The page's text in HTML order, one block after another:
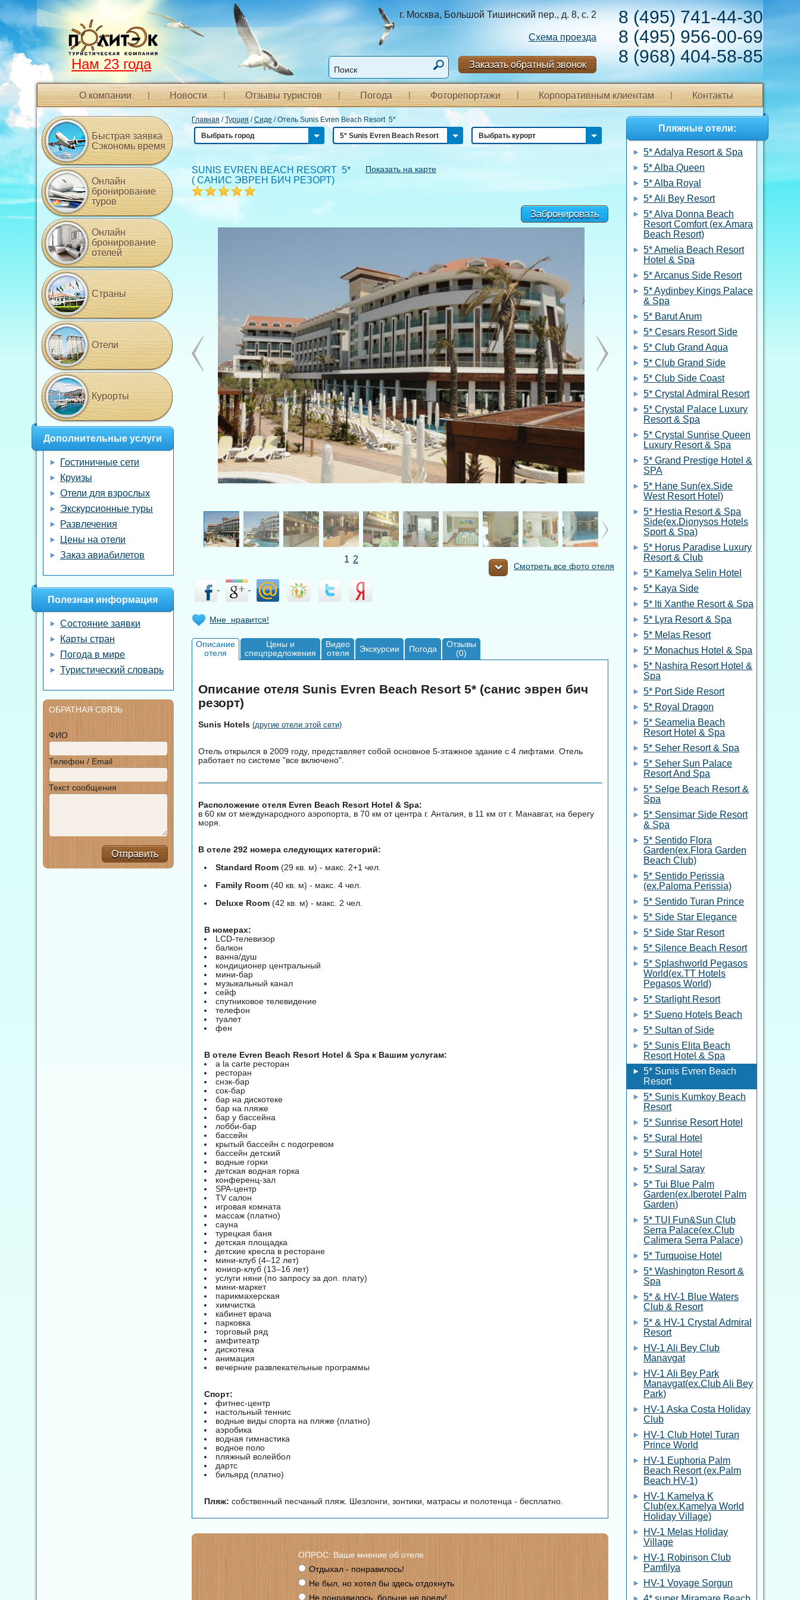
8 (495) 741-44-30
8 (495) 956-00-69
8 (968) 404-58-85
г. Москва, Большой Тишинский пер., д. 8, с. 2
Схема проезда
Заказать обратный звонок
Нам 23 года
О компании Новости Отзывы туристов Погода Фоторепортажи Корпоративным клиентам Контакты
Главная /Турция /Сиде /Отель Sunis Evren Beach Resort 5*
Выбрать город
5* Sunis Evren Beach Resort Выбрать курорт
SUNIS EVREN BEACH RESORT 5*
( САНИС ЭВРЕН БИЧ РЕЗОРТ)
Показать на карте
Забронировать
Смотреть все фото отеля
1 2
Мне нравится!
Описание
отеля
Цены и
спецпредложения
Видео
отеля
Экскурсии Погода
Отзывы
(0)
Описание отеля Sunis Evren Beach Resort 5* (санис эврен бич
резорт)
Sunis Hotels (другие отели этой сети)
Отель открылся в 2009 году, представляет собой основное 5-этажное здание с 4 лифтами. Отель
работает по системе "все включено".
Расположение отеля Evren Beach Resort Hotel & Spa:
в 60 км от международного аэропорта, в 70 км от центра г. Анталия, в 11 км от г. Манавгат, на берегу
моря.
В отеле 292 номера следующих категорий:
Standard Room (29 кв. м) - макс. 2+1 чел.
Family Room (40 кв. м) - макс. 4 чел.
Deluxe Room (42 кв. м) - макс. 2 чел.
В номерах:
LCD-телевизор
балкон
ванна/душ
кондиционер центральный
мини-бар
музыкальный канал
сейф
спутниковое телевидение
телефон
туалет
фен
B отеле Evren Beach Resort Hotel & Spa к Вашим услугам:
а la carte ресторан
ресторан
снэк-бар
сок-бар
бар на дискотеке
бар на пляже
бар у бассейна
лобби-бар
бассейн
крытый бассейн с подогревом
бассейн детский
водные горки
детская водная горка
конференц-зал
SPA-центр
TV салон
игровая комната
массаж (платно)
сауна
турецкая баня
детская площадка
детские кресла в ресторане
мини-клуб (4–12 лет)
юниор-клуб (13–16 лет)
услуги няни (по запросу за доп. плату)
мини-маркет
парикмахерская
химчистка
кабинет врача
парковка
торговый ряд
амфитеатр
дискотека
анимация
вечерние развлекательные программы
Спорт:
фитнес-центр
настольный теннис
водные виды спорта на пляже (платно)
аэробика
водная гимнастика
водное поло
пляжный волейбол
дартс
бильярд (платно)
Пляж: собственный песчаный пляж. Шезлонги, зонтики, матрасы и полотенца - бесплатно.
ОПРОС: Ваше мнение об отеле
Отдыхал - понравилось!
Не был, но хотел бы здесь отдохнуть
Не понравилось, больше не поеду!
Быстрая заявка
Сэкономь время
Онлайн
бронирование
туров
Онлайн
бронирование
отелей
Страны
Отели
Курорты
Дополнительные услуги
Гостиничные сети
Круизы
Отели для взрослых
Экскурсионные туры
Развлечения
Цены на отели
Заказ авиабилетов
Полезная информация
Состояние заявки
Карты стран
Погода в мире
Туристический словарь
ОБРАТНАЯ СВЯЗЬ
ФИО
Телефон / Email
Текст сообщения
Отправить
Пляжные отели:
5* Adalya Resort & Spa
5* Alba Queen
5* Alba Royal
5* Ali Bey Resort
5* Alva Donna Beach
Resort Comfort (ex.Amara
Beach Resort)
5* Amelia Beach Resort
Hotel & Spa
5* Arcanus Side Resort
5* Aydinbey Kings Palace
& Spa
5* Barut Arum
5* Cesars Resort Side
5* Club Grand Aqua
5* Club Grand Side
5* Club Side Coast
5* Crystal Admiral Resort
5* Crystal Palace Luxury
Resort & Spa
5* Crystal Sunrise Queen
Luxury Resort & Spa
5* Grand Prestige Hotel &
SPA
5* Hane Sun(ex.Side
West Resort Hotel)
5* Hestia Resort & Spa
Side(ex.Dionysos Hotels
Sport & Spa)
5* Horus Paradise Luxury
Resort & Club
5* Kamelya Selin Hotel
5* Kaya Side
5* lti Xanthe Resort & Spa
5* Lyra Resort & Spa
5* Melas Resort
5* Monachus Hotel & Spa
5* Nashira Resort Hotel &
Spa
5* Port Side Resort
5* Royal Dragon
5* Seamelia Beach
Resort Hotel & Spa
5* Seher Resort & Spa
5* Seher Sun Palace
Resort And Spa
5* Selge Beach Resort &
Spa
5* Sensimar Side Resort
& Spa
5* Sentido Flora
Garden(ex.Flora Garden
Beach Club)
5* Sentido Perissia
(ex.Paloma Perissia)
5* Sentido Turan Prince
5* Side Star Elegance
5* Side Star Resort
5* Silence Beach Resort
5* Splashworld Pegasos
World(ex.TT Hotels
Pegasos World)
5* Starlight Resort
5* Sueno Hotels Beach
5* Sultan of Side
5* Sunis Elita Beach
Resort Hotel & Spa
5* Sunis Evren Beach
Resort
5* Sunis Kumkoy Beach
Resort
5* Sunrise Resort Hotel
5* Sural Hotel
5* Sural Hotel
5* Sural Saray
5* Tui Blue Palm
Garden(ex.Iberotel Palm
Garden)
5* TUI Fun&Sun Club
Serra Palace(ex.Club
Calimera Serra Palace)
5* Turquoise Hotel
5* Washington Resort &
Spa
5* & HV-1 Blue Waters
Club & Resort
5* & HV-1 Crystal Admiral
Resort
HV-1 Ali Bey Club
Manavgat
HV-1 Ali Bey Park
Manavgat(ex.Club Ali Bey
Park)
HV-1 Aska Costa Holiday
Club
HV-1 Club Hotel Turan
Prince World
HV-1 Euphoria Palm
Beach Resort (ex.Palm
Beach HV-1)
HV-1 Kamelya K
Club(ex.Kamelya World
Holiday Village)
HV-1 Melas Holiday
Village
HV-1 Robinson Club
Pamfilya
HV-1 Voyage Sorgun